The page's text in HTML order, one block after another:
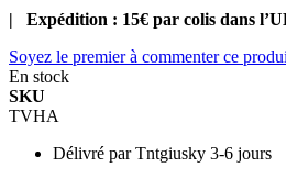
| Expédition : 15€ par colis dans
Soyez le premier à commenter ce
En stock
SKU
TVHA
Délivré par Tntgiusky 3-6 jours